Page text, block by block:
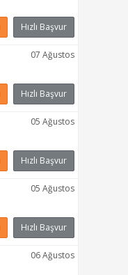
Hızlı Başvur
Hızlı Başvur
07 Ağustos
Hızlı Başvur
05 Ağustos
Hızlı Başvur
05 Ağustos
06 Ağustos